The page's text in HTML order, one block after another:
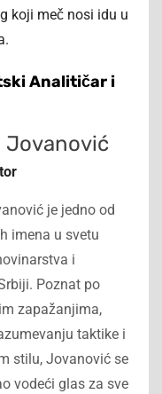
koji meč nosi idu u
Analitičar i
Jovanović
je jedno od
imena u svetu
i
Poznat po
zapažanjima,
taktike i
stilu, Jovanović se
vodeći glas za sve